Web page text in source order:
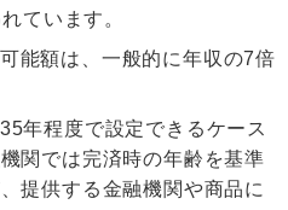
ています 。
能額は、一般的に年収の7倍
年程度で設定できるケース
関では完済時の年齢を基準
提供する金融機関や商品に